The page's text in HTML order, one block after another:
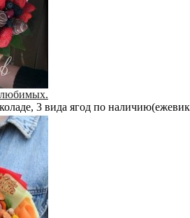
любимых.
3 вида ягод по